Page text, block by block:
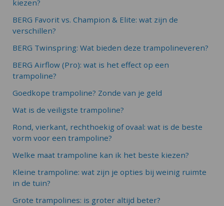
kiezen?
BERG Favorit vs. Champion & Elite: wat zijn de
verschillen?
BERG Twinspring: Wat bieden deze trampolineveren?
BERG Airflow (Pro): wat is het effect op een
trampoline?
Goedkope trampoline? Zonde van je geld
Wat is de veiligste trampoline?
Rond, vierkant, rechthoekig of ovaal: wat is de beste
vorm voor een trampoline?
Welke maat trampoline kan ik het beste kiezen?
Kleine trampoline: wat zijn je opties bij weinig ruimte
in de tuin?
Grote trampolines: is groter altijd beter?